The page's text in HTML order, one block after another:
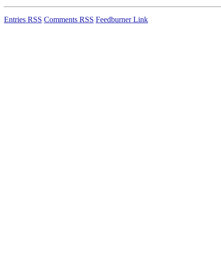
Entries RSS Comments RSS Feedburner Link